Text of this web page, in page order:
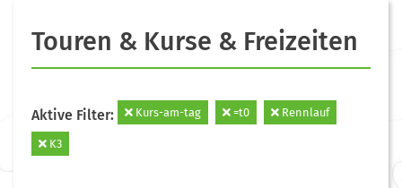
Touren & Kurse & Freizeiten
Aktive Filter: Kurs-am-tag =t0 Rennlauf
K3